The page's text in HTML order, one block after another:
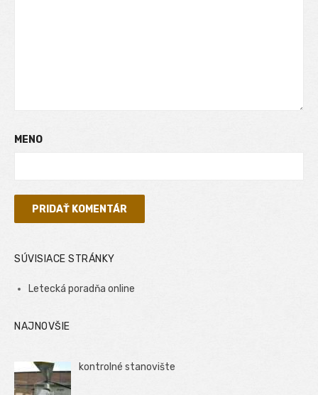
MENO
SÚVISIACE STRÁNKY
Letecká poradňa online
NAJNOVŠIE
kontrolné stanovište